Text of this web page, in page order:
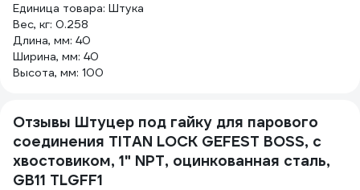
Единица товара: Штука
Вес, кг: 0.258
Длина, мм: 40
Ширина, мм: 40
Высота, мм: 100
Отзывы Штуцер под гайку для парового
соединения TITAN LOCK GEFEST BOSS, с
хвостовиком, 1" NPT, оцинкованная сталь,
GB11 TLGFF1